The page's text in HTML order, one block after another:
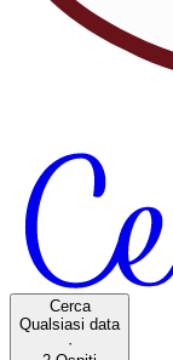
Cerca
Qualsiasi data
·